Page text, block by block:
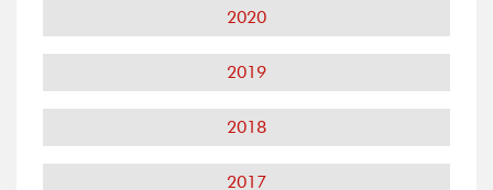
2020
2019
2018
2017